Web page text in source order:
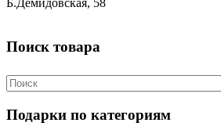
Поиск товара
Подарки по категориям